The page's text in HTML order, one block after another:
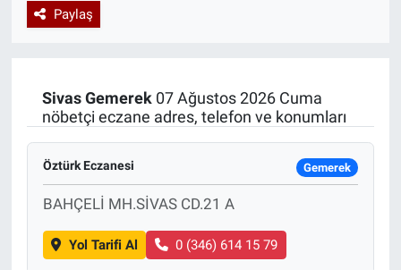
Paylaş
Sivas Gemerek07 Ağustos 2026 Cuma
nöbetçi eczane adres, telefon ve konumları
Öztürk Eczanesi Gemerek
BAHÇELİ MH.SİVAS CD.21 A
Yol Tarifi Al 0 (346) 614 15 79
Özel Haberler
Dünya
Özel Haberler
Kadın
Erişim Bilgileri
Sağlık
Haber Arşivi